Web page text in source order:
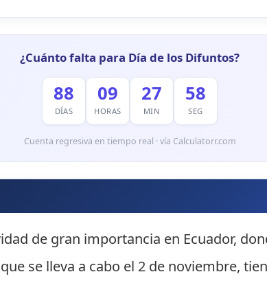
¿Cuánto falta para Día de los Difuntos?
88
DÍAS
09
HORAS
27
MIN
55
SEG
Cuenta regresiva en tiempo real · vía Calculatorr.com
de gran importancia en Ecuador,
se lleva a cabo el 2 de noviembre,